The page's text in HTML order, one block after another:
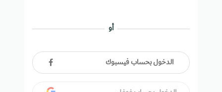
أو
الدخول بحساب فيسبوك